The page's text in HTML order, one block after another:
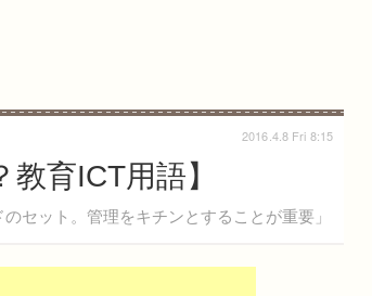
育ICT用語】
セット。管理をキチンとすることが重要」
2016.4.8 Fri 8:15